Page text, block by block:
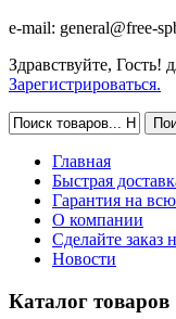
e-mail: general@free-
Здравствуйте,
Зарегистрироваться.
Главная
Быстрая
Гарантия на
О компании
Сделайте заказ
Новости
Каталог товаров